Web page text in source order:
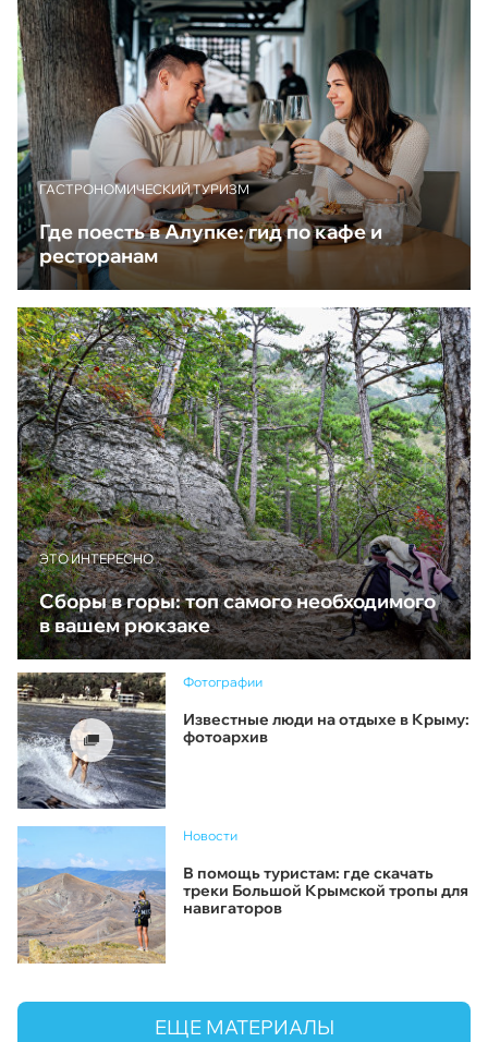
ГАСТРОНОМИЧЕСКИЙ ТУРИЗМ
Где поесть в Алупке: гид по кафе и
ресторанам
ЭТО ИНТЕРЕСНО
Сборы в горы: топ самого необходимого
в вашем рюкзаке
Фотографии
Известные люди на отдыхе в Крыму:
фотоархив
Новости
В помощь туристам: где скачать
треки Большой Крымской тропы для
навигаторов
ЕЩЕ МАТЕРИАЛЫ